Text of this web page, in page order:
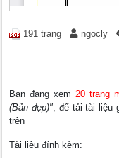
191 trang ngocly
Bạn đang xem 20 trang
(Bản đẹp)", để tải tài liệu
trên
Tài liệu đính kèm: